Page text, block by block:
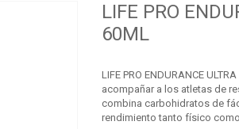
LIFE PRO
60ML
LIFE PRO ENDURANCE
acompañar a los atletas de
combina carbohidratos de
rendimiento tanto físico